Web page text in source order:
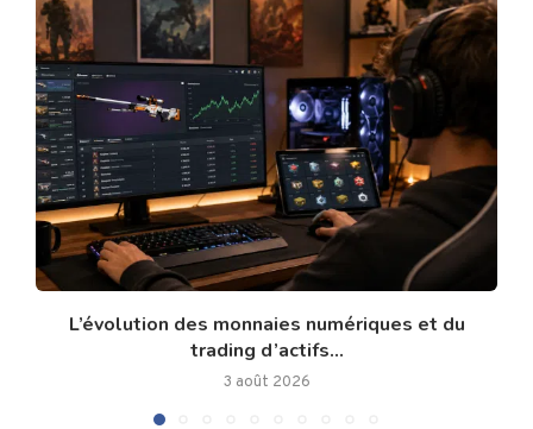
L’évolution des monnaies numériques et du
trading d’actifs...
3 août 2026